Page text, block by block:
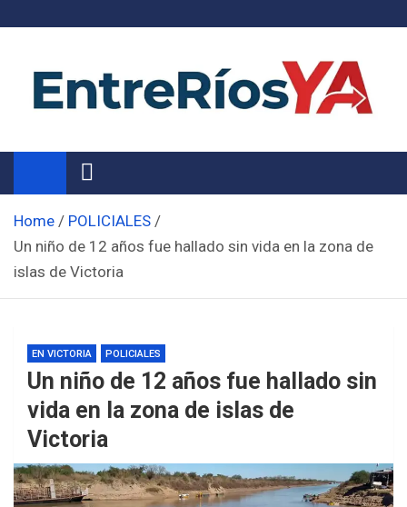
Noticias de Entre Ríos
Información de toda la provincia ahora
Home
POLICIALES
Un niño de 12 años fue hallado sin vida en la zona de
islas de Victoria
EN VICTORIA POLICIALES
Un niño de 12 años fue hallado sin
vida en la zona de islas de
Victoria